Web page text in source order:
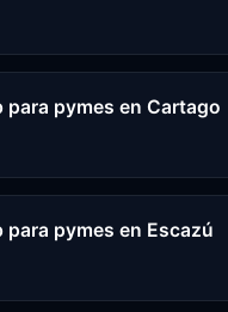
para pymes en Cartago
para pymes en Escazú